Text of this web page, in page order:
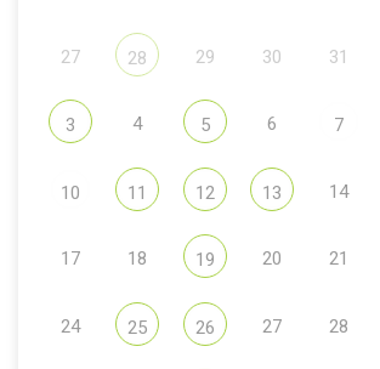
27 28 29 30 31
3 4 5 6 7
10 11 12 13 14
17 18 19 20 21
24 25 26 27 28